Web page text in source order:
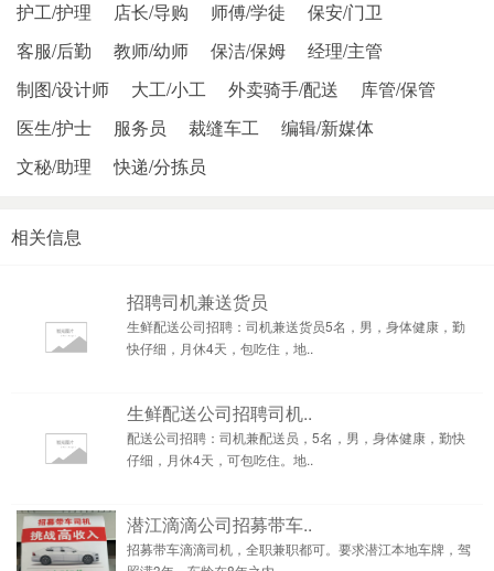
护工/护理
店长/导购 师傅/学徒
保安/门卫
客服/后勤
教师/幼师 保洁/保姆
经理/主管
制图/设计师
大工/小工 外卖骑手/配送
库管/保管
医生/护士
服务员 裁缝车工
编辑/新媒体
文秘/助理
快递/分拣员
相关信息
招聘司机兼送货员
生鲜配送公司招聘：司机兼送货员5名，男，身体健康，勤
快仔细，月休4天，包吃住，地..
生鲜配送公司招聘司机..
配送公司招聘：司机兼配送员，5名，男，身体健康，勤快
仔细，月休4天，可包吃住。地..
潜江滴滴公司招募带车..
招募带车滴滴司机，全职兼职都可。要求潜江本地车牌，驾